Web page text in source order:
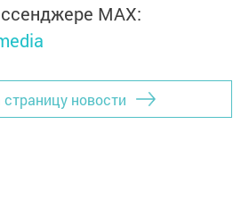
MАХ:
страницу новости